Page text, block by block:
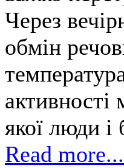
Через
обмін
активності
якої люди і
Read more...